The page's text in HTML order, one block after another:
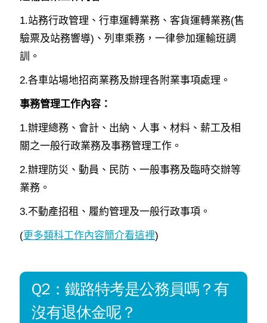
1.站務行政管理、行車運轉業務、客貨運轉業務(售
驗票及站務響導)、列車乘務，一律參加運輸班調
訓。
2.各車站場地招商業務及辦理各附業事項處理。
事務管理工作內容：
1.辦理總務、會計、出納、人事、材料、薪工及相
關之一般行政業務及事務管理工作。
2.辦理防災、動員、民防、一般事務及臨時交辦等
業務。
3.不動產招租、履約管理及一般行政事項。
(更多類科工作內容簡介看這裡)
Q2：鐵路特考是公務員嗎？有
沒有退休金呢？